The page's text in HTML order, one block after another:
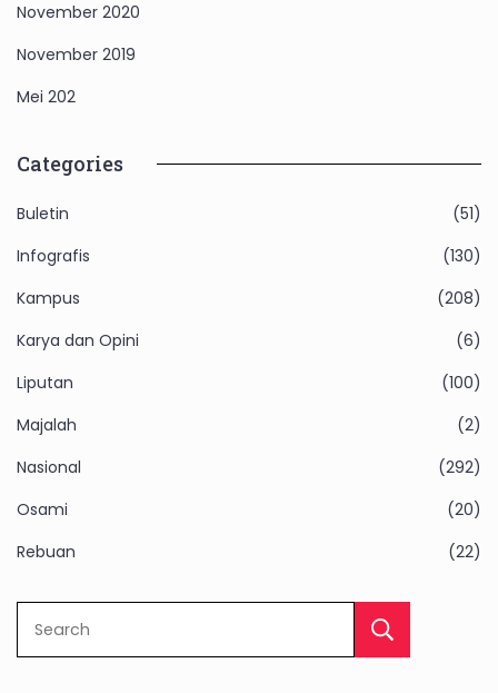
November 2020
November 2019
Mei 202
Categories
Buletin
(51)
Infografis
(130)
Kampus
(208)
Karya dan Opini
(6)
Liputan
(100)
Majalah
(2)
Nasional
(292)
Osami
(20)
Rebuan
(22)